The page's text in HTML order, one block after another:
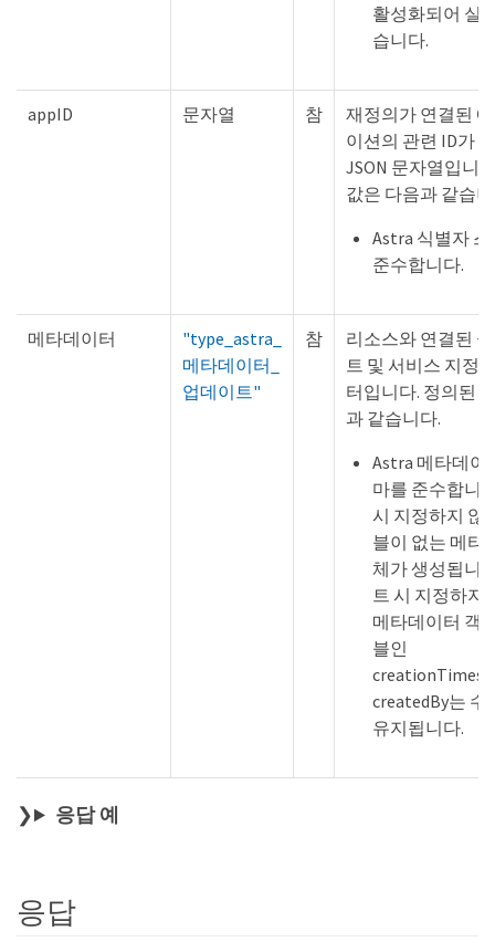
활성화되어 실
습니다.
appID 문자열 참
재정의가 연결된
이션의 관련 ID가
JSON 문자열입니
값은 다음과 같습
Astra 식별자
준수합니다.
메타데이터
"type_astra_
메타데이터_
업데이트"
참
리소스와 연결된
트 및 서비스 지정
터입니다. 정의된
과 같습니다.
Astra 메타데이
마를 준수합니
시 지정하지 않
블이 없는 메타
체가 생성됩니
트 시 지정하지
메타데이터 객
블인
createdBy는 수
유지됩니다.
응답 예
응답